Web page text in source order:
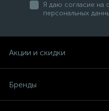
Я даю согласие на
персональных
Акции и скидки
Бренды